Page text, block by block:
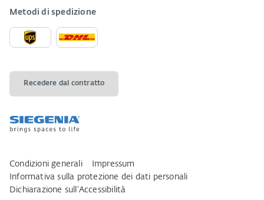
Metodi di spedizione
Recedere dal contratto
Condizioni generali
Impressum
Informativa sulla protezione dei dati personali
Dichiarazione sull‘Accessibilità